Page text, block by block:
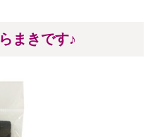
まきです♪